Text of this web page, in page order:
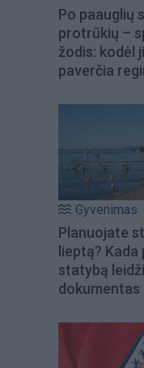
Po paauglių
protrūkių –
žodis: kodėl
paverčia
Gyvenimas
Planuojate
lieptą?
statybą
dokumentas